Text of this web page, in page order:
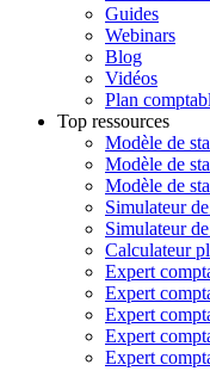
Guides
Webinars
Blog
Vidéos
Plan
Top ressources
Modèle de
Modèle de
Modèle de
Simulateur
Simulateur
Calculateur
Expert
Expert
Expert
Expert
Expert